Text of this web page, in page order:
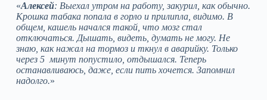
«Алексей: Выехал утром на работу, закурил, как обычно.
Крошка табака попала в горло и прилипла, видимо. В
общем, кашель начался такой, что мозг стал
отключаться. Дышать, видеть, думать не могу. Не
знаю, как нажал на тормоз и ткнул в аварийку. Только
через 5 минут попустило, отдышался. Теперь
останавливаюсь, даже, если пить хочется. Запомнил
надолго.»